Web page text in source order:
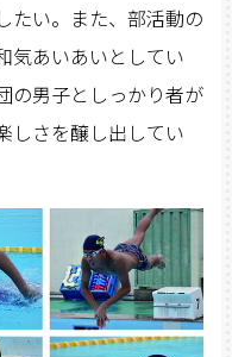
たい。また、部活動の
気あいあいとしてい
の男子としっかり者が
しさを醸し出してい